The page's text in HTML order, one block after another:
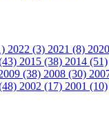
2022 (3) 2021 (8) 2020
2015 (38) 2014 (51)
(38) 2008 (30)
2002 (17) 2001 (10)